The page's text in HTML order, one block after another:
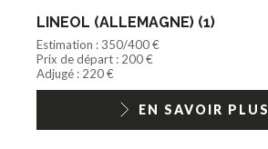
LINEOL (ALLEMAGNE) (1)
Estimation : 350/400 €
Prix de départ : 200 €
Adjugé : 220 €
EN SAVOIR PLUS